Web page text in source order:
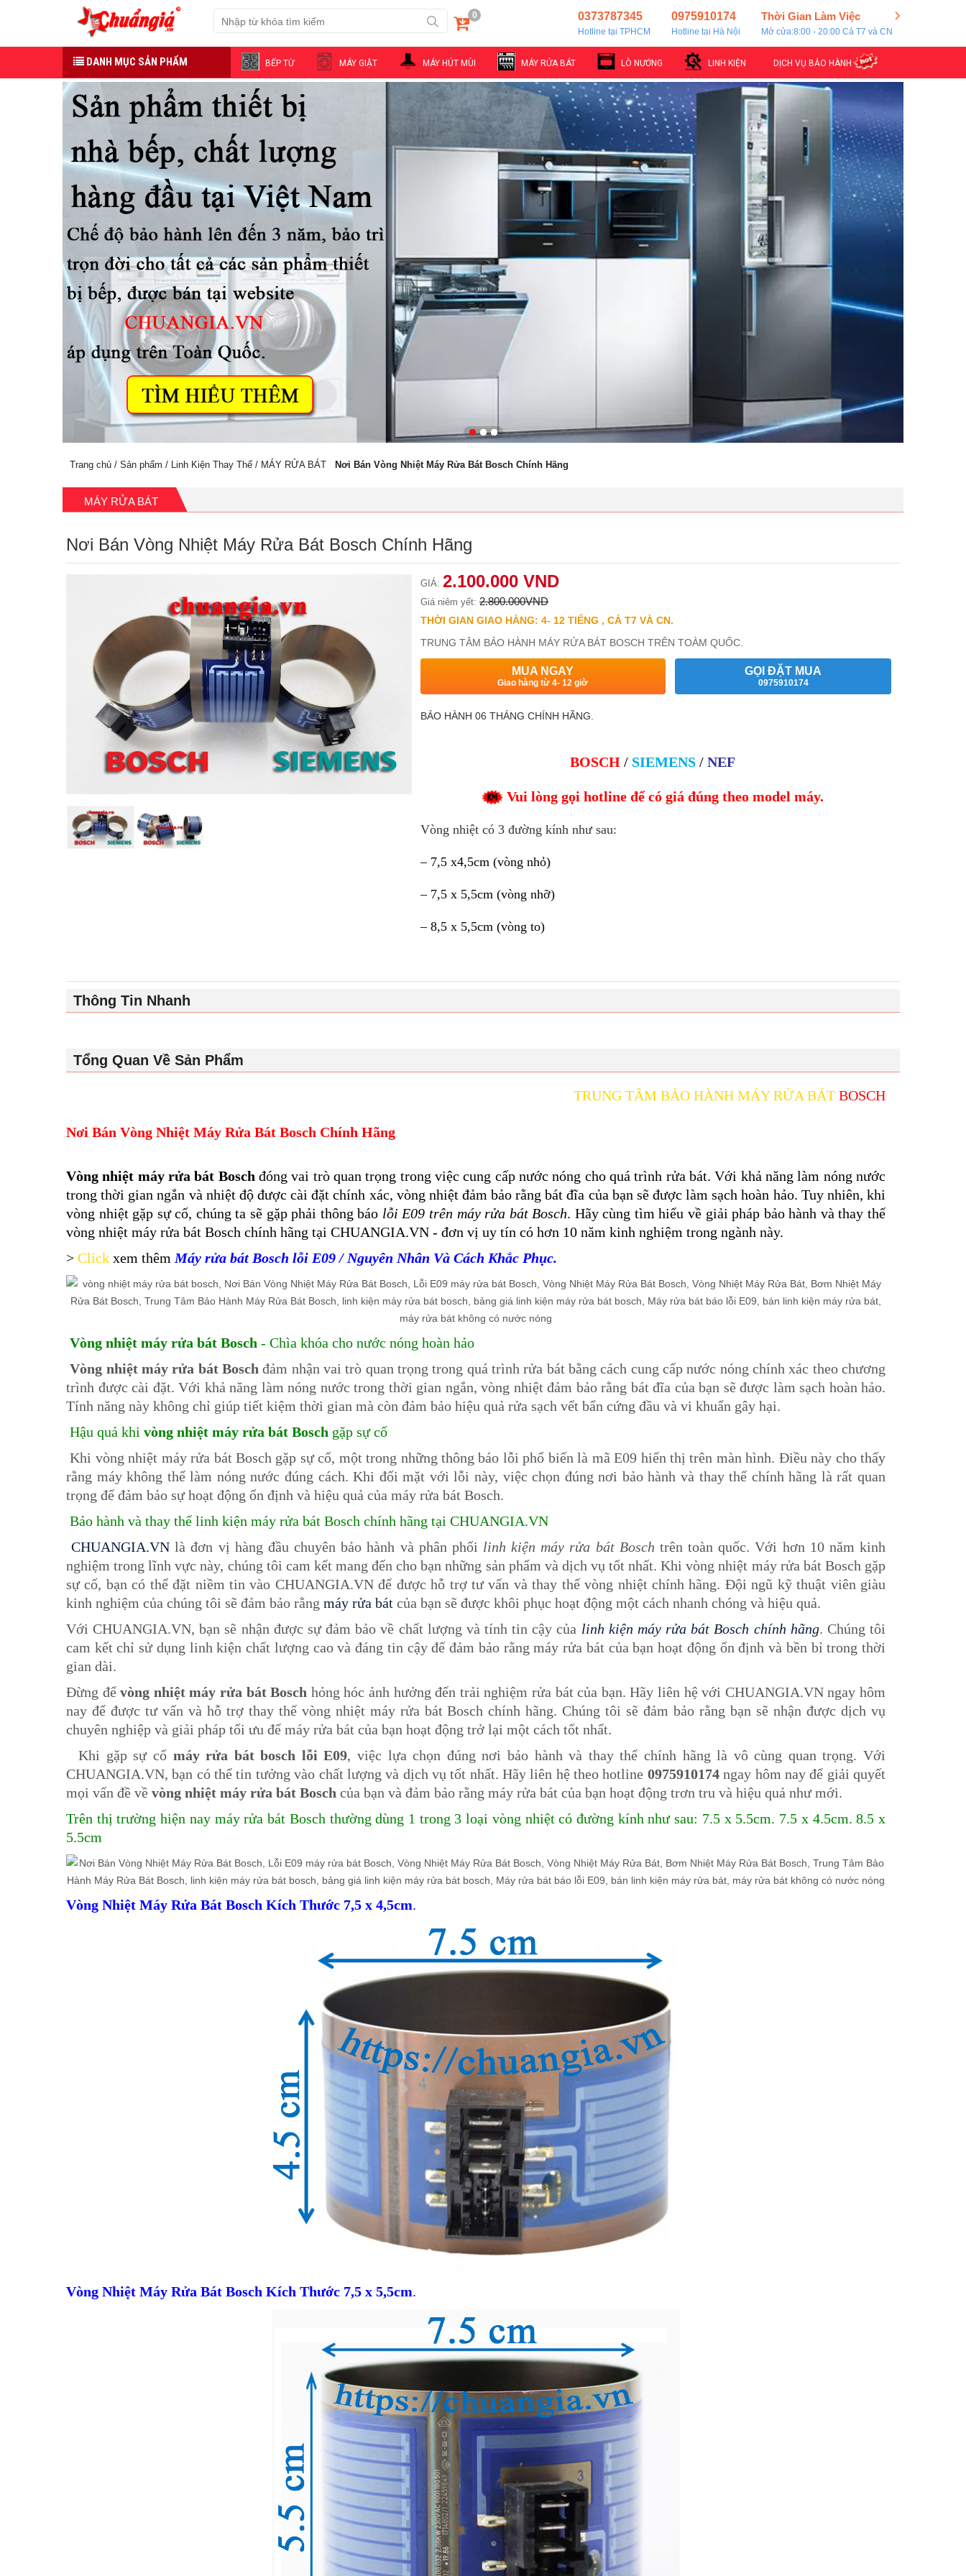
0 Thời Gian Làm Việc
Mở cửa:8:00 - 20:00 Cả T7 và CN
0975910174
Hotline tại Hà Nội
0373787345
Hotline tại TPHCM
DANH MỤC SẢN PHẨM BẾP TỪ MÁY GIẶT MÁY HÚT MÙI MÁY RỬA BÁT LÒ NƯỚNG LINH KIỆN DỊCH VỤ BẢO HÀNH
Trang chủ / Sản phẩm / Linh Kiện Thay Thế / MÁY RỬA BÁT Nơi Bán Vòng Nhiệt Máy Rửa Bát Bosch Chính Hãng
MÁY RỬA BÁT
Nơi Bán Vòng Nhiệt Máy Rửa Bát Bosch Chính Hãng
GIÁ: 2.100.000 VND
Giá niêm yết: 2.800.000VND
THỜI GIAN GIAO HÀNG: 4- 12 TIẾNG , CẢ T7 VÀ CN.
TRUNG TÂM BẢO HÀNH MÁY RỬA BÁT BOSCH TRÊN TOÀM QUỐC.
MUA NGAY
Giao hàng từ 4- 12 giờ
GỌI ĐẶT MUA
0975910174
BẢO HÀNH 06 THÁNG CHÍNH HÃNG.
BOSCH/ SIEMENS/ NEF
Vui lòng gọi hotline để có giá đúng theo model máy.
Vòng nhiệt có 3 đường kính như sau:
– 7,5 x4,5cm (vòng nhỏ)
– 7,5 x 5,5cm (vòng nhỡ)
– 8,5 x 5,5cm (vòng to)
Thông Tin Nhanh
Tổng Quan Về Sản Phẩm
TRUNG TÂM BẢO HÀNH MÁY RỬA BÁT BOSCH
Nơi Bán Vòng Nhiệt Máy Rửa Bát Bosch Chính Hãng
Vòng nhiệt máy rửa bát Bosch đóng vai trò quan trọng trong việc cung cấp nước nóng cho quá trình rửa bát. Với khả năng làm nóng nước
trong thời gian ngắn và nhiệt độ được cài đặt chính xác, vòng nhiệt đảm bảo rằng bát đĩa của bạn sẽ được làm sạch hoàn hảo. Tuy nhiên, khi
vòng nhiệt gặp sự cố, chúng ta sẽ gặp phải thông báo lỗi E09 trên máy rửa bát Bosch. Hãy cùng tìm hiểu về giải pháp bảo hành và thay thế
vòng nhiệt máy rửa bát Bosch chính hãng tại CHUANGIA.VN - đơn vị uy tín có hơn 10 năm kinh nghiệm trong ngành này.
> Click xem thêm Máy rửa bát Bosch lỗi E09 / Nguyên Nhân Và Cách Khắc Phục.
Vòng nhiệt máy rửa bát Bosch - Chìa khóa cho nước nóng hoàn hảo
Vòng nhiệt máy rửa bát Bosch đảm nhận vai trò quan trọng trong quá trình rửa bát bằng cách cung cấp nước nóng chính xác theo chương
trình được cài đặt. Với khả năng làm nóng nước trong thời gian ngắn, vòng nhiệt đảm bảo rằng bát đĩa của bạn sẽ được làm sạch hoàn hảo.
Tính năng này không chỉ giúp tiết kiệm thời gian mà còn đảm bảo hiệu quả rửa sạch vết bẩn cứng đầu và vi khuẩn gây hại.
Hậu quả khi vòng nhiệt máy rửa bát Bosch gặp sự cố
Khi vòng nhiệt máy rửa bát Bosch gặp sự cố, một trong những thông báo lỗi phổ biến là mã E09 hiển thị trên màn hình. Điều này cho thấy
rằng máy không thể làm nóng nước đúng cách. Khi đối mặt với lỗi này, việc chọn đúng nơi bảo hành và thay thế chính hãng là rất quan
trọng để đảm bảo sự hoạt động ổn định và hiệu quả của máy rửa bát Bosch.
Bảo hành và thay thế linh kiện máy rửa bát Bosch chính hãng tại CHUANGIA.VN
CHUANGIA.VN là đơn vị hàng đầu chuyên bảo hành và phân phối linh kiện máy rửa bát Bosch trên toàn quốc. Với hơn 10 năm kinh
nghiệm trong lĩnh vực này, chúng tôi cam kết mang đến cho bạn những sản phẩm và dịch vụ tốt nhất. Khi vòng nhiệt máy rửa bát Bosch gặp
sự cố, bạn có thể đặt niềm tin vào CHUANGIA.VN để được hỗ trợ tư vấn và thay thế vòng nhiệt chính hãng. Đội ngũ kỹ thuật viên giàu
kinh nghiệm của chúng tôi sẽ đảm bảo rằng máy rửa bát của bạn sẽ được khôi phục hoạt động một cách nhanh chóng và hiệu quả.
Với CHUANGIA.VN, bạn sẽ nhận được sự đảm bảo về chất lượng và tính tin cậy của linh kiện máy rửa bát Bosch chính hãng. Chúng tôi
cam kết chỉ sử dụng linh kiện chất lượng cao và đáng tin cậy để đảm bảo rằng máy rửa bát của bạn hoạt động ổn định và bền bỉ trong thời
gian dài.
Đừng đểvòng nhiệt máy rửa bát Bosch hỏng hóc ảnh hưởng đến trải nghiệm rửa bát của bạn. Hãy liên hệ với CHUANGIA.VN ngay hôm
nay để được tư vấn và hỗ trợ thay thế vòng nhiệt máy rửa bát Bosch chính hãng. Chúng tôi sẽ đảm bảo rằng bạn sẽ nhận được dịch vụ
chuyên nghiệp và giải pháp tối ưu để máy rửa bát của bạn hoạt động trở lại một cách tốt nhất.
Khi gặp sự cố máy rửa bát bosch lỗi E09, việc lựa chọn đúng nơi bảo hành và thay thế chính hãng là vô cùng quan trọng. Với
CHUANGIA.VN, bạn có thể tin tưởng vào chất lượng và dịch vụ tốt nhất. Hãy liên hệ theo hotline 0975910174ngay hôm nay để giải quyết
mọi vấn đề về vòng nhiệt máy rửa bát Bosch của bạn và đảm bảo rằng máy rửa bát của bạn hoạt động trơn tru và hiệu quả như mới.
Trên thị trường hiện nay máy rửa bát Bosch thường dùng 1 trong 3 loại vòng nhiệt có đường kính như sau: 7.5 x 5.5cm. 7.5 x 4.5cm. 8.5 x
5.5cm
Vòng Nhiệt Máy Rửa Bát Bosch Kích Thước 7,5 x 4,5cm.
Vòng Nhiệt Máy Rửa Bát Bosch Kích Thước 7,5 x 5,5cm.